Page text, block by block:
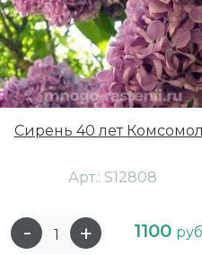
Сирень 40 лет
Арт.: S12808
1100